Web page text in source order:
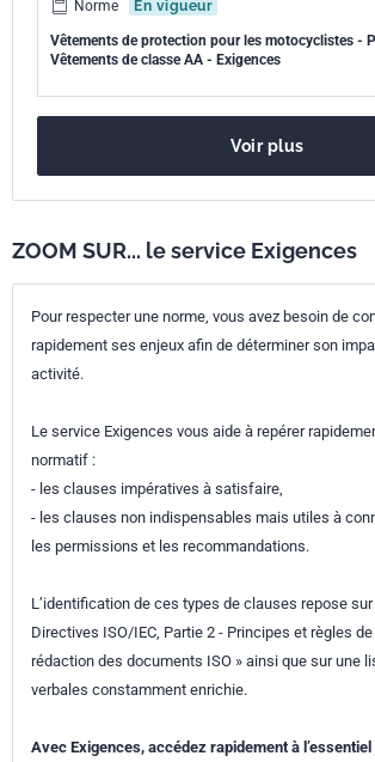
Norme En vigueur
Vêtements de protection pour les motocyclistes -
Vêtements de classe AA - Exigences
Voir plus
ZOOM SUR... le service Exigences
Pour respecter une norme, vous avez besoin de
rapidement ses enjeux afin de déterminer son
activité.
Le service Exigences vous aide à repérer
normatif :
- les clauses impératives à satisfaire,
- les clauses non indispensables mais utiles à
les permissions et les recommandations.
L’identification de ces types de clauses repose
Directives ISO/IEC, Partie 2 - Principes et règles
rédaction des documents ISO » ainsi que sur une
verbales constamment enrichie.
Avec Exigences, accédez rapidement à